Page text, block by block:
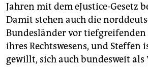
Jahren mit dem eJustice-Gesetz
Damit stehen auch die
Bundesländer vor
ihres Rechtswesens, und
gewillt, sich auch bundesweit